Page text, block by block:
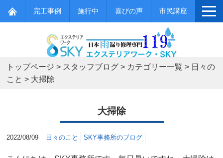
完工事例 施行中 喜びの声 市民講座
トップページ > スタッフブログ > カテゴリー一覧 > 日々の
こと > 大掃除
大掃除
2022/08/09 日々のこと SKY事務所のブログ